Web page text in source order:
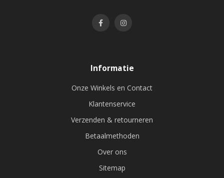
Informatie
Onze Winkels en Contact
Klantenservice
Verzenden & retourneren
Betaalmethoden
Over ons
Sitemap